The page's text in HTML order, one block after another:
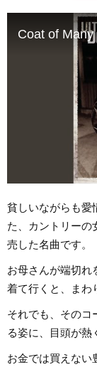
Coat of Many
貧しいながらも愛
た、カントリーの
売した名曲です。
お母さんが端切れ
着て行くと、まわ
それでも、そのコ
る姿に、目頭が熱
お金では買えない